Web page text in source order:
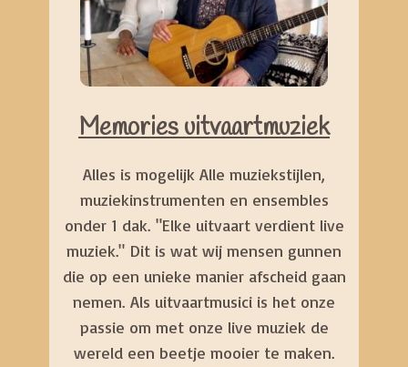
Memories uitvaartmuziek
Alles is mogelijk Alle muziekstijlen,
muziekinstrumenten en ensembles
onder 1 dak. "Elke uitvaart verdient live
muziek." Dit is wat wij mensen gunnen
die op een unieke manier afscheid gaan
nemen. Als uitvaartmusici is het onze
passie om met onze live muziek de
wereld een beetje mooier te maken.